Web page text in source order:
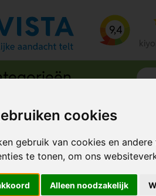
cookies
gebruik van cookies en
te tonen, om ons
Alleen noodzakelijk
9,4